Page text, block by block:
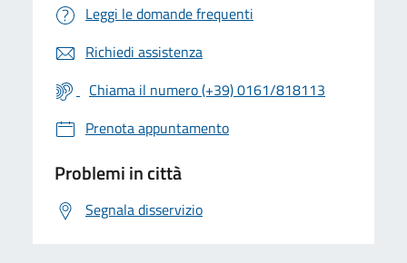
Leggi le domande frequenti
Richiedi assistenza
Chiama il numero (+39) 0161/818113
Prenota appuntamento
Problemi in città
Segnala disservizio